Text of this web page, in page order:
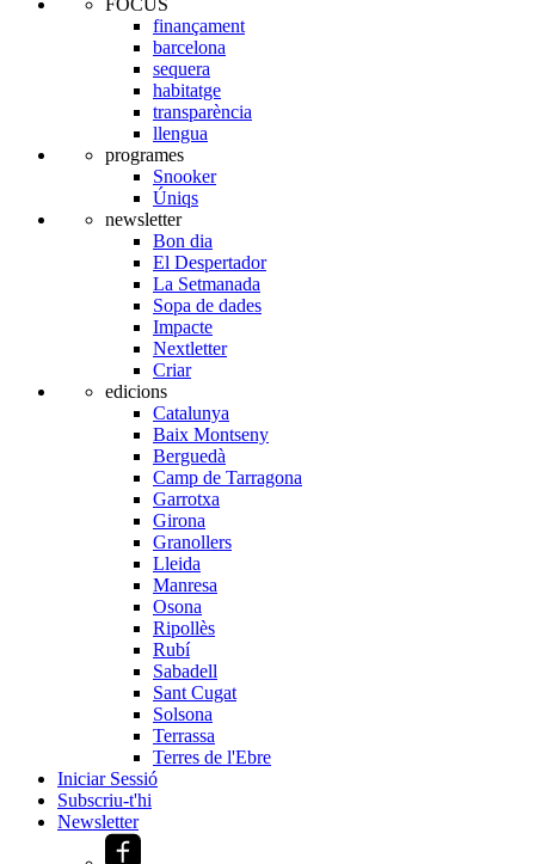
finançament
barcelona
sequera
habitatge
transparència
llengua
programes
Snooker
Úniqs
newsletter
Bon dia
El Despertador
La Setmanada
Sopa de dades
Impacte
Nextletter
Criar
edicions
Catalunya
Baix Montseny
Berguedà
Camp de Tarragona
Garrotxa
Girona
Granollers
Lleida
Manresa
Osona
Ripollès
Rubí
Sabadell
Sant Cugat
Solsona
Terrassa
Terres de l'Ebre
Iniciar Sessió
Subscriu-t'hi
Newsletter